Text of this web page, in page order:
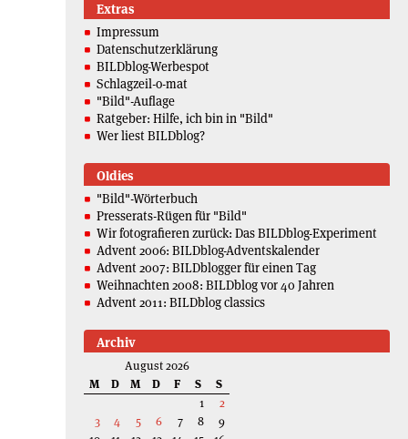
Extras
Impressum
Datenschutzerklärung
BILDblog-Werbespot
Schlagzeil-o-mat
"Bild"-Auflage
Ratgeber: Hilfe, ich bin in "Bild"
Wer liest BILDblog?
Oldies
"Bild"-Wörterbuch
Presserats-Rügen für "Bild"
Wir fotografieren zurück: Das BILDblog-Experiment
Advent 2006: BILDblog-Adventskalender
Advent 2007: BILDblogger für einen Tag
Weihnachten 2008: BILDblog vor 40 Jahren
Advent 2011: BILDblog classics
Archiv
August 2026
M
D M D F S
S
1
2
3
4 5 6 7 8
9